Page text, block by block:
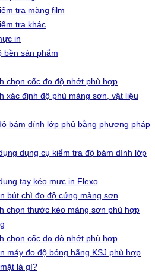
tra màng film
tra khác
in
bền sản phẩm
chọn cốc đo độ nhớt phù hợp
xác định độ phủ màng sơn, vật liệu
bám dính lớp phủ bằng phương pháp
dụng cụ kiểm tra độ bám dính lớp
tay kéo mực in Flexo
bút chì đo độ cứng màng sơn
chọn thước kéo màng sơn phù hợp
chọn cốc đo độ nhớt phù hợp
máy đo độ bóng hãng KSJ phù hợp
là gì?